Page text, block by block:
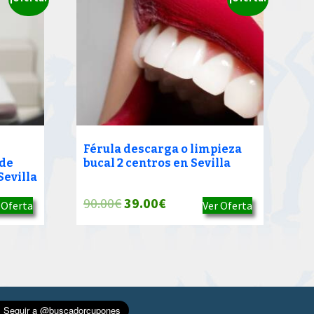
Oferta
Férula descarga o limpieza
bucal 2 centros en Sevilla
90.00€El
90.00€.
39.00€El
precio
39.00€.
Ver Oferta